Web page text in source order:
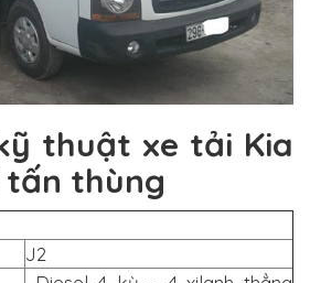
thuật xe tải Kia
tấn thùng
J2